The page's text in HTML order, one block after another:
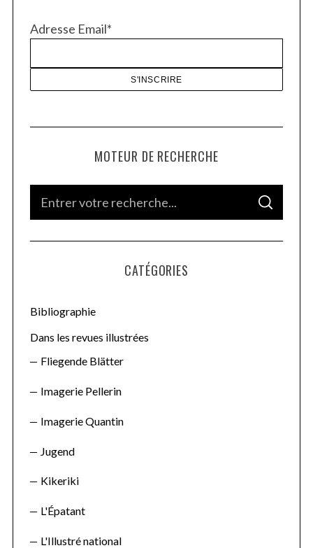
Adresse Email*
MOTEUR DE RECHERCHE
f
o
S
A
C
CATÉGORIES
Bibliographie
Dans les revues illustrées
Fliegende Blätter
Imagerie Pellerin
Imagerie Quantin
Jugend
Kikeriki
L'Épatant
L'Illustré national